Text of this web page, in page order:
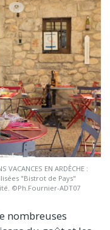
VACANCES EN ARDÈCHE :
"Bistrot de Pays"
©Ph.Fournier-ADT07
nombreuses